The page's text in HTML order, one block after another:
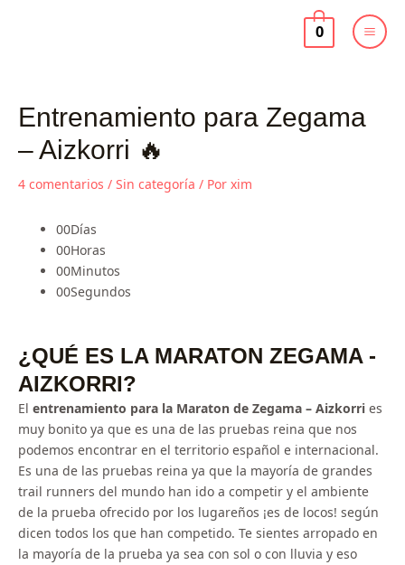
0
Entrenamiento para Zegama
– Aizkorri 🔥
4 comentarios / Sin categoría / Por xim
00Días
00Horas
00Minutos
00Segundos
¿QUÉ ES LA MARATON ZEGAMA -
AIZKORRI?
El entrenamiento para la Maraton de Zegama – Aizkorri es
muy bonito ya que es una de las pruebas reina que nos
podemos encontrar en el territorio español e internacional.
Es una de las pruebas reina ya que la mayoría de grandes
trail runners del mundo han ido a competir y el ambiente
de la prueba ofrecido por los lugareños ¡es de locos! según
dicen todos los que han competido. Te sientes arropado en
la mayoría de la prueba ya sea con sol o con lluvia y eso